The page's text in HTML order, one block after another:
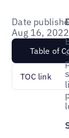
Date
Aug 16, 2022
Table of
TOC link